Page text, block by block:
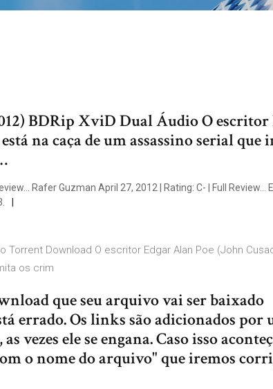
BDRip XviD Dual Áudio O escritor
na caça de um assassino serial que
Rafer Guzman April 27, 2012 | Rating: C- | Full Review…
Torrent Download O escritor Edgar Alan Poe (John
os crim
que seu arquivo vai ser baixado
errado. Os links são adicionados por
vezes ele se engana. Caso isso
o nome do arquivo" que iremos